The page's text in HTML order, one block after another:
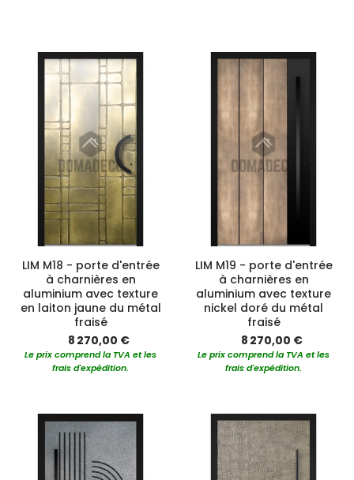
LIM M18 - porte d'entrée
à charnières en
aluminium avec texture
en laiton jaune du métal
fraisé
8 270,00 €
Le prix comprend la TVA et les
frais d'expédition.
LIM M19 - porte d'entrée
à charnières en
aluminium avec texture
nickel doré du métal
fraisé
8 270,00 €
Le prix comprend la TVA et les
frais d'expédition.